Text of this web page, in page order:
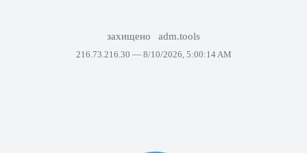
захищено adm.tools
216.73.216.30 — 8/10/2026, 5:00:14 AM